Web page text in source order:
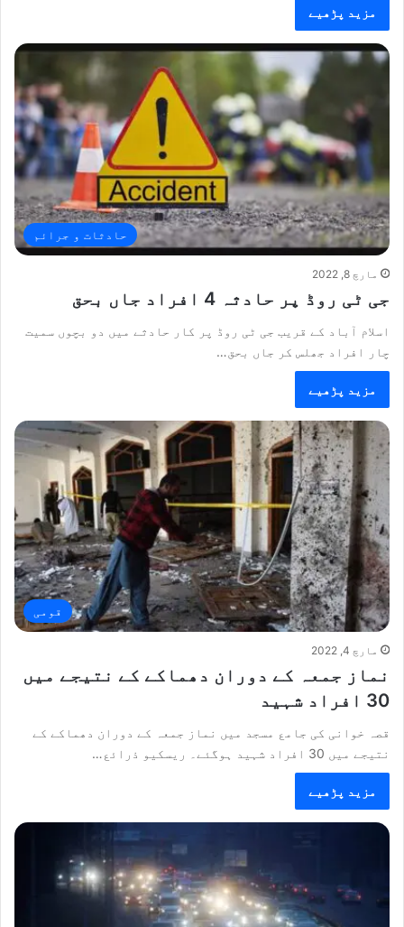
مزید پڑھیے
حادثات و جرائم
مارچ 8, 2022
جی ٹی روڈ پر حادثہ 4 افراد جاں بحق
اسلام آباد کے قریب جی ٹی روڈ پر کار حادثے میں دو بچوں سمیت
چار افراد جھلس کر جاں بحق…
مزید پڑھیے
قومی
مارچ 4, 2022
نماز جمعہ کے دوران دھماکے کے نتیجے میں
30 افراد شہید
قصہ خوانی کی جامع مسجد میں نماز جمعہ کے دوران دھماکے کے
نتیجے میں 30 افراد شہید ہوگئے۔ ریسکیو ذرائع…
مزید پڑھیے